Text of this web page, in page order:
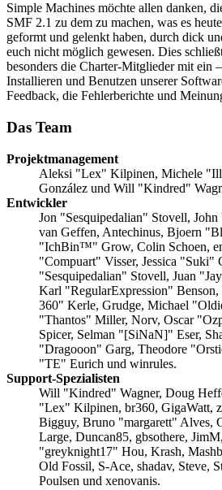
Simple Machines möchte allen danken,
SMF 2.1 zu dem zu machen, was es
geformt und gelenkt haben, durch dick
euch nicht möglich gewesen. Dies
besonders die Charter-Mitglieder mit ein
Installieren und Benutzen unserer
Feedback, die Fehlerberichte und
Das Team
Projektmanagement
Aleksi "Lex" Kilpinen, Michele
González und Will "Kindred"
Entwickler
Jon "Sesquipedalian" Stovell,
van Geffen, Antechinus, Bjoern
"IchBin™" Grow, Colin Schoen,
"Compuart" Visser, Jessica "Suki"
"Sesquipedalian" Stovell, Juan
Karl "RegularExpression"
360" Kerle, Grudge, Michael
"Thantos" Miller, Norv, Oscar
Spicer, Selman "[SiNaN]" Eser,
"Dragooon" Garg, Theodore
"TE" Eurich und winrules.
Support-Spezialisten
Will "Kindred" Wagner, Doug
"Lex" Kilpinen, br360, GigaWatt,
Bigguy, Bruno "margarett" Alves,
Large, Duncan85, gbsothere,
"greyknight17" Hou, Krash,
Old Fossil, S-Ace, shadav, Steve,
Poulsen und xenovanis.